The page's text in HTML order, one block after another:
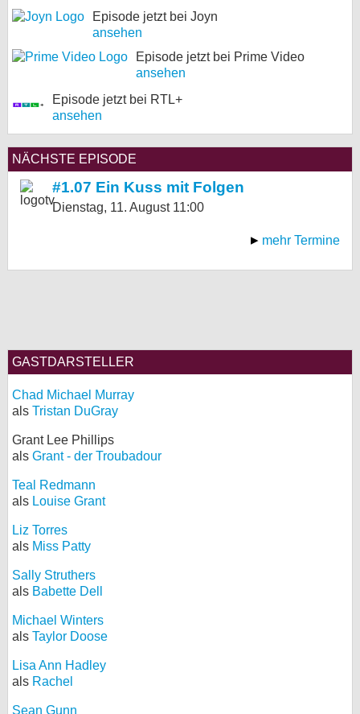
Episode jetzt bei Joyn
ansehen
Episode jetzt bei Prime Video
ansehen
Episode jetzt bei RTL+
ansehen
NÄCHSTE EPISODE
#1.07 Ein Kuss mit Folgen
Dienstag, 11. August 11:00
mehr Termine
GASTDARSTELLER
Chad Michael Murray
als Tristan DuGray
Grant Lee Phillips
als Grant - der Troubadour
Teal Redmann
als Louise Grant
Liz Torres
als Miss Patty
Sally Struthers
als Babette Dell
Michael Winters
als Taylor Doose
Lisa Ann Hadley
als Rachel
Sean Gunn